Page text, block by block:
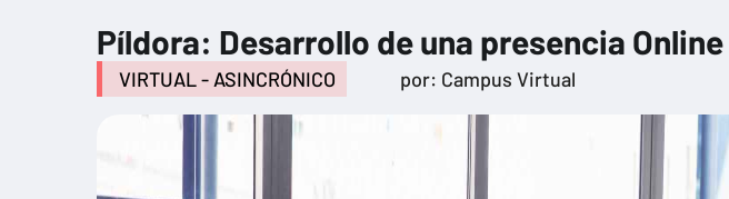
Píldora: Desarrollo de una presencia Online
VIRTUAL - ASINCRÓNICO por: Campus Virtual